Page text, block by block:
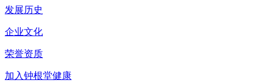
发展历史
企业文化
荣誉资质
加入钟根堂健康